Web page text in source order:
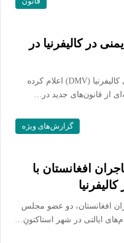
در کالیفرنیا در
سکرمنتو- اداره‌ی وسایل نقلیهٔ موتوری کالیفرنیا (DMV) اعلام کرده
گزارش‌های ویژه
افغانستان با
افغانستان، دو عضو مجلس
ایالتی در شهر استاکتونِ…